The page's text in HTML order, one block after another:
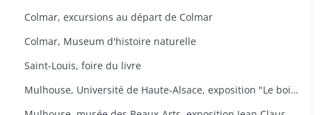
Colmar, excursions au départ de Colmar
Colmar, Museum d'histoire naturelle
Saint-Louis, foire du livre
Mulhouse, Université de Haute-Alsace, exposition "Le bois, un art de vivre